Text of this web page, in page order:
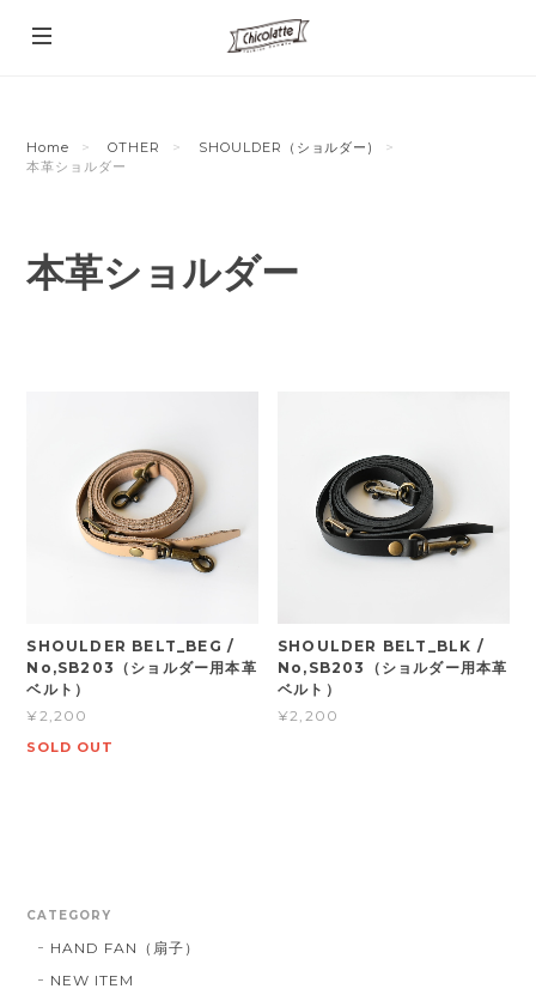
Home OTHER
SHOULDER（ショルダー)
本革ショルダー
本革ショルダー
SHOULDER BELT_BEG /
No,SB203（ショルダー用本革
ベルト）
¥2,200
SOLD OUT
SHOULDER BELT_BLK /
No,SB203（ショルダー用本革
ベルト）
¥2,200
CATEGORY
HAND FAN（扇子）
NEW ITEM